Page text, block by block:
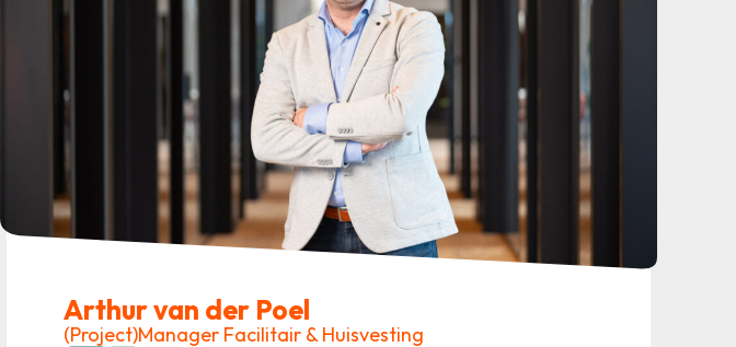
Arthur van der Poel
(Project)Manager Facilitair & Huisvesting